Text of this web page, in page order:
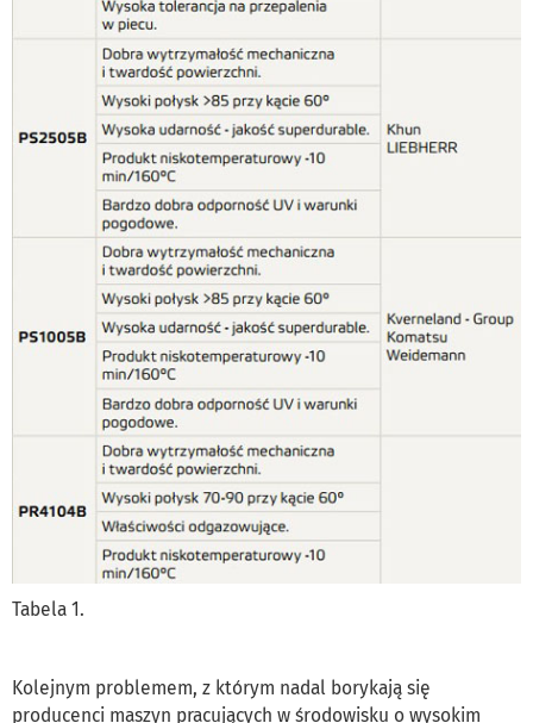
Tabela 1.
Kolejnym problemem, z którym nadal borykają się
producenci maszyn pracujących w środowisku o wysokim